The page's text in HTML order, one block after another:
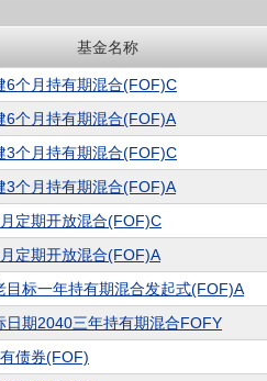
基金名称
6个月持有期混合(FOF)C
6个月持有期混合(FOF)A
3个月持有期混合(FOF)C
3个月持有期混合(FOF)A
定期开放混合(FOF)C
定期开放混合(FOF)A
目标一年持有期混合发起式(FOF)A
日期2040三年持有期混合FOFY
债券(FOF)